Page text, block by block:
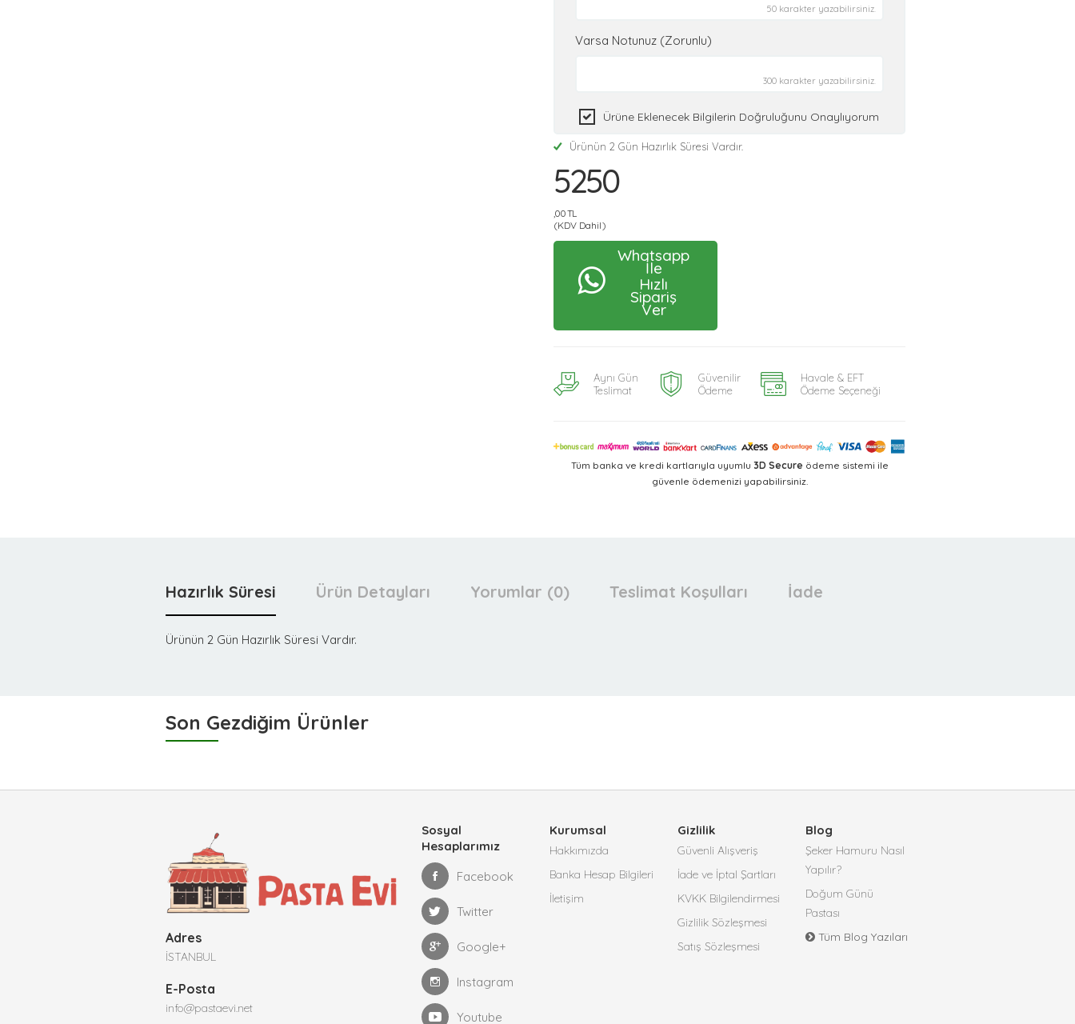
50 karakter yazabilirsiniz.
Varsa Notunuz (Zorunlu)
300 karakter yazabilirsiniz.
Ürüne Eklenecek Bilgilerin Doğruluğunu Onaylıyorum
Ürünün 2 Gün Hazırlık Süresi Vardır.
5250
,00 TL
(KDV Dahil)
Whatsapp
İle
Hızlı
Sipariş
Ver
Aynı Gün
Teslimat
Güvenilir
Ödeme
Havale & EFT
Ödeme Seçeneği
Tüm banka ve kredi kartlarıyla uyumlu 3D Secure ödeme sistemi ile
güvenle ödemenizi yapabilirsiniz.
Hazırlık Süresi Ürün Detayları Yorumlar (0) Teslimat Koşulları İade
Ürünün 2 Gün Hazırlık Süresi Vardır.
Son Gezdiğim Ürünler
Adres
İSTANBUL
E-Posta
info@pastaevi.net
Sosyal
Hesaplarımız
Facebook
Twitter
Google+
Instagram
Youtube
Kurumsal
Hakkımızda
Banka Hesap Bilgileri
İletişim
Gizlilik
Güvenli Alışveriş
İade ve İptal Şartları
KVKK Bilgilendirmesi
Gizlilik Sözleşmesi
Satış Sözleşmesi
Blog
Şeker Hamuru Nasıl
Yapılır?
Doğum Günü
Pastası
Tüm Blog Yazıları